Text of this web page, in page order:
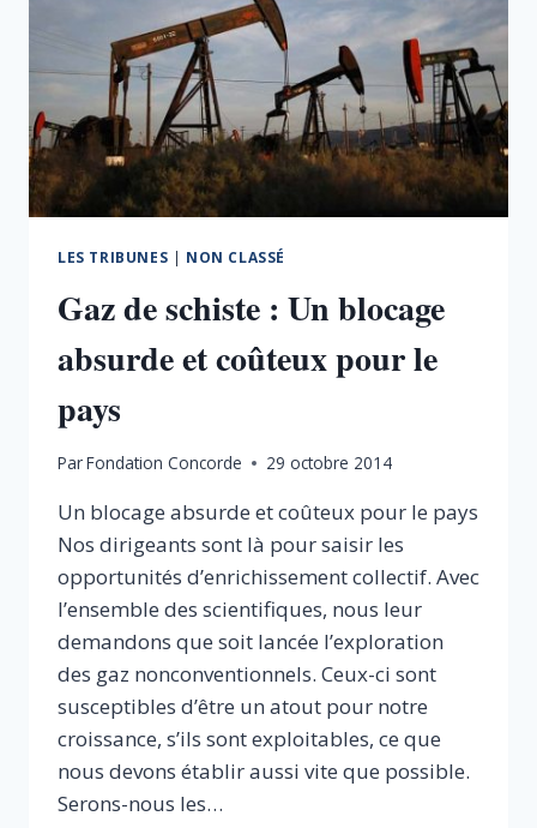
LES TRIBUNES | NON CLASSÉ
Gaz de schiste : Un blocage
absurde et coûteux pour le
pays
ParFondation Concorde 29 octobre 2014
Un blocage absurde et coûteux pour le pays
Nos dirigeants sont là pour saisir les
opportunités d’enrichissement collectif. Avec
l’ensemble des scientifiques, nous leur
demandons que soit lancée l’exploration
des gaz nonconventionnels. Ceux-ci sont
susceptibles d’être un atout pour notre
croissance, s’ils sont exploitables, ce que
nous devons établir aussi vite que possible.
Serons-nous les…